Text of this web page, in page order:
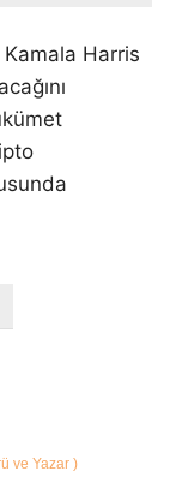
Harris
ve Yazar )